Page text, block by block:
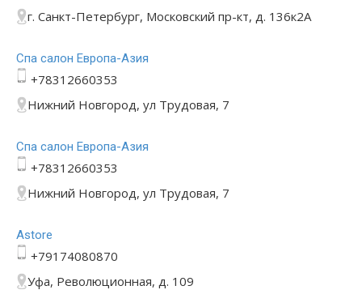
г. Санкт-Петербург, Московский пр-кт, д. 136к2А
Спа салон Европа-Азия
+78312660353
Нижний Новгород, ул Трудовая, 7
Спа салон Европа-Азия
+78312660353
Нижний Новгород, ул Трудовая, 7
Astore
+79174080870
Уфа, Революционная, д. 109